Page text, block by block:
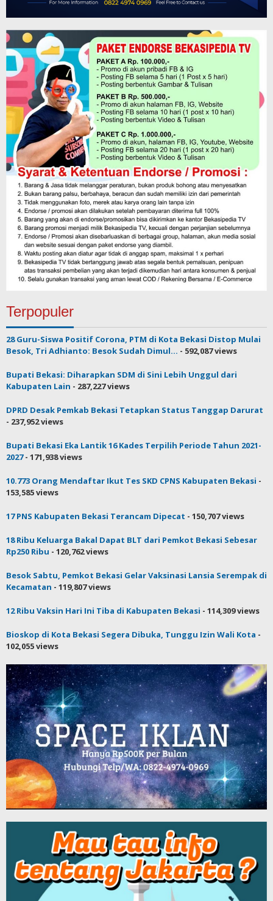
Terpopuler
28 Guru-Siswa Positif Corona, PTM di Kota Bekasi Distop Mulai
Besok, Tri Adhianto: Besok Sudah Dimul... - 592,087 views
Bupati Bekasi: Diharapkan SDM di Sini Lebih Unggul dari
Kabupaten Lain - 287,227 views
DPRD Desak Pemkab Bekasi Tetapkan Status Tanggap Darurat
- 237,952 views
Bupati Bekasi Eka Lantik 16 Kades Terpilih Periode Tahun 2021-
2027- 171,938 views
10.773 Orang Mendaftar Ikut Tes SKD CPNS Kabupaten Bekasi -
153,585 views
17 PNS Kabupaten Bekasi Terancam Dipecat - 150,707 views
18 Ribu Keluarga Bakal Dapat BLT dari Pemkot Bekasi Sebesar
Rp250 Ribu - 120,762 views
Besok Sabtu, Pemkot Bekasi Gelar Vaksinasi Lansia Serempak di
Kecamatan - 119,807 views
12 Ribu Vaksin Hari Ini Tiba di Kabupaten Bekasi - 114,309 views
Bioskop di Kota Bekasi Segera Dibuka, Tunggu Izin Wali Kota -
102,055 views